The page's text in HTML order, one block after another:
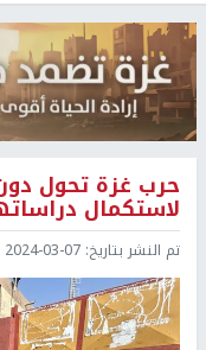
حرب غزة تحول
لاستكمال
تم النشر بتاريخ: 2024-03-07 10:22